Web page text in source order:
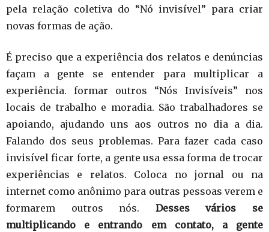
pela relação coletiva do “Nó invisível” para criar
novas formas de ação.
É preciso que a experiência dos relatos e denúncias
façam a gente se entender para multiplicar a
experiência. formar outros “Nós Invisíveis” nos
locais de trabalho e moradia. São trabalhadores se
apoiando, ajudando uns aos outros no dia a dia.
Falando dos seus problemas. Para fazer cada caso
invisível ficar forte, a gente usa essa forma de trocar
experiências e relatos. Coloca no jornal ou na
internet como anônimo para outras pessoas verem e
formarem outros nós. Desses vários se
multiplicando e entrando em contato, a gente